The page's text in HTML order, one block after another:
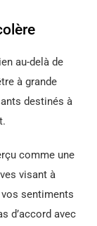
au-delà de
à grande
destinés à
comme une
visant à
sentiments
d’accord avec